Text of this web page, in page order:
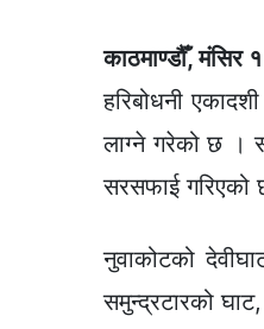
काठमाण्डौँ, मंसिर
हरिबोधनी
लाग्ने गरेको छ ।
सरसफाई गरिएको
नुवाकोटको
समुन्द्रटारको